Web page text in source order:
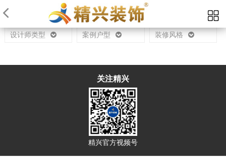
当前位置： 首页 设计师
设计师类型 案例户型 装修风格
关注精兴
精兴官方视频号